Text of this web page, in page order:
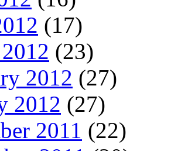
(17)
(23)
2012 (27)
2012 (27)
2011 (22)